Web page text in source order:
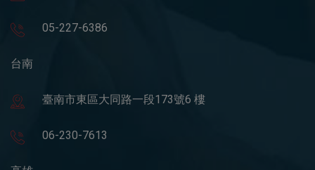
05-227-6386
台南
臺南市東區大同路一段173號6 樓
06-230-7613